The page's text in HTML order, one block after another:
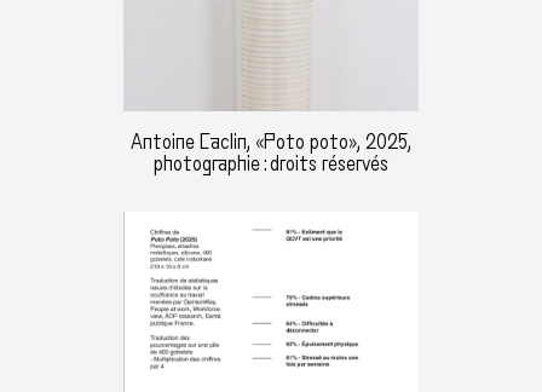
Antoine Caclin, «Poto poto», 2025,
photographie : droits réservés